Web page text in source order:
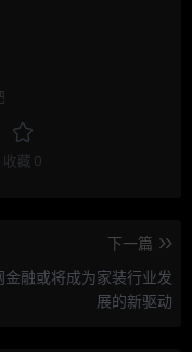
收藏 0
下一篇
金融或将成为家装行业发
展的新驱动